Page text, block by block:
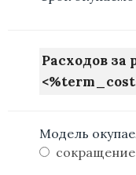
Расходов за
Модель
сокращение